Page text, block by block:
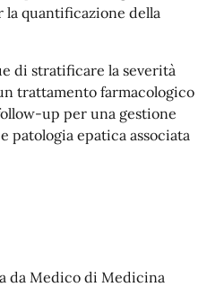
la quantificazione della
di stratificare la severità
trattamento farmacologico
up per una gestione
patologia epatica associata
da Medico di Medicina